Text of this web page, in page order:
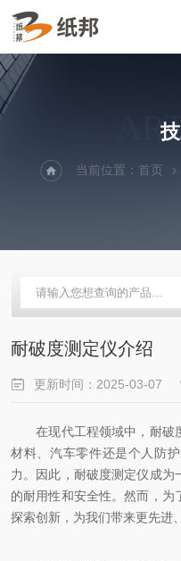
当前位置： 首页
耐破度测定仪介绍
更新时间：2025-03-07
在现代工程领域中，耐破
材料、汽车零件还是个人防
力。因此，耐破度测定仪成为
的耐用性和安全性。然而，
探索创新，为我们带来更先进